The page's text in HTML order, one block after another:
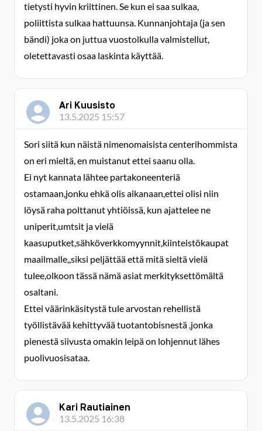
tietysti hyvin kriittinen. Se kun ei saa sulkaa,
poliittista sulkaa hattuunsa. Kunnanjohtaja (ja sen
bändi) joka on juttua vuostolkulla valmistellut,
oletettavasti osaa laskinta käyttää.
Ari Kuusisto
13.5.2025 15:57
Sori siitä kun näistä nimenomaisista centerihommista
on eri mieltä, en muistanut ettei saanu olla.
Ei nyt kannata lähtee partakoneenteriä
ostamaan,jonku ehkä olis aikanaan,ettei olisi niin
löysä raha polttanut yhtiöissä, kun ajattelee ne
uniperit,umtsit ja vielä
kaasuputket,sähköverkkomyynnit,kiinteistökaupat
maailmalle,,siksi peljättää että mitä sieltä vielä
tulee,olkoon tässä nämä asiat merkityksettömältä
osaltani.
Ettei väärinkäsitystä tule arvostan rehellistä
työllistävää kehittyvää tuotantobisnestä ,jonka
pienestä siivusta omakin leipä on lohjennut lähes
puolivuosisataa.
Kari Rautiainen
13.5.2025 16:38